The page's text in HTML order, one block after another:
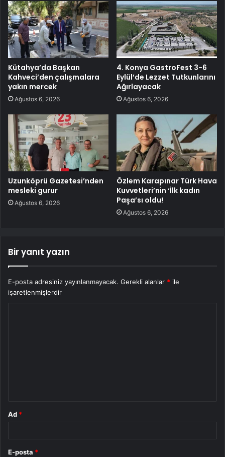
Kütahya’da Başkan
Kahveci’den çalışmalara
yakın mercek
Ağustos 6, 2026
4. Konya GastroFest 3-6
Eylül’de Lezzet Tutkunlarını
Ağırlayacak
Ağustos 6, 2026
Uzunköprü Gazetesi’nden
mesleki gurur
Ağustos 6, 2026
Özlem Karapınar Türk Hava
Kuvvetleri’nin ‘İlk kadın
Paşa’sı oldu!
Ağustos 6, 2026
Bir yanıt yazın
E-posta adresiniz yayınlanmayacak. Gerekli alanlar * ile
işaretlenmişlerdir
Ad *
E-posta *